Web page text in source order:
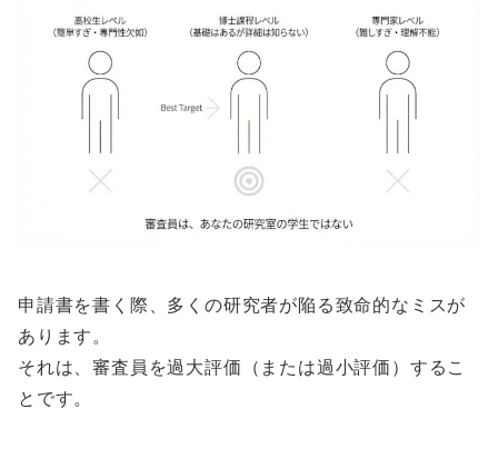
申請書を書く際、多くの研究者が陥る致命的なミスが
あります。
それは、審査員を過大評価（または過小評価）するこ
とです。